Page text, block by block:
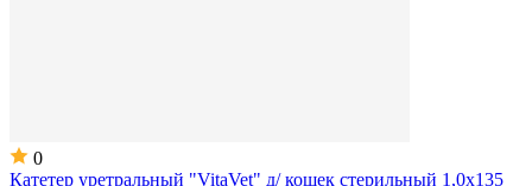
0
Катетер уретральный "VitaVet" д/ кошек стерильный 1,0х135